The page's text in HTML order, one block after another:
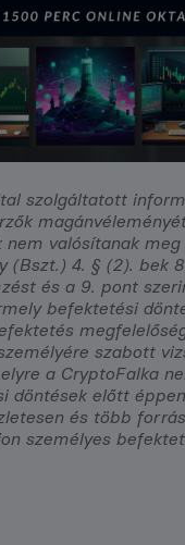
szolgáltatott
nem valósítanak meg
(Bszt.) 4. § (2). bek
és a 9. pont
befektetési
szabott
a CryptoFalka
döntések előtt
és több
személyes